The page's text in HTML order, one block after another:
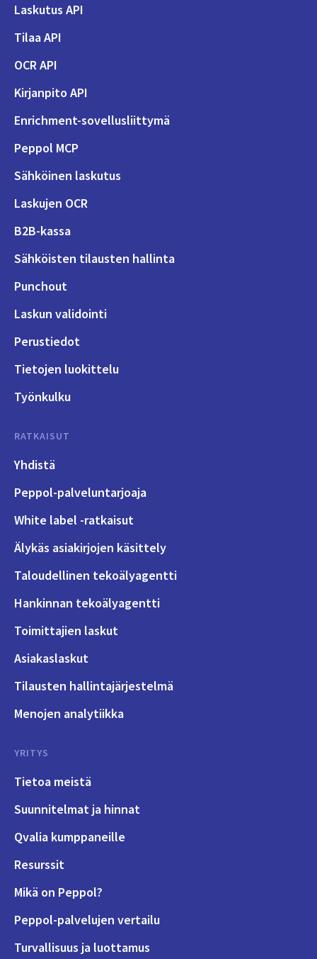
Laskutus API
Tilaa API
OCR API
Kirjanpito API
Enrichment-sovellusliittymä
Peppol MCP
Sähköinen laskutus
Laskujen OCR
B2B-kassa
Sähköisten tilausten hallinta
Punchout
Laskun validointi
Perustiedot
Tietojen luokittelu
Työnkulku
RATKAISUT
Yhdistä
Peppol-palveluntarjoaja
White label -ratkaisut
Älykäs asiakirjojen käsittely
Taloudellinen tekoälyagentti
Hankinnan tekoälyagentti
Toimittajien laskut
Asiakaslaskut
Tilausten hallintajärjestelmä
Menojen analytiikka
YRITYS
Tietoa meistä
Suunnitelmat ja hinnat
Qvalia kumppaneille
Resurssit
Mikä on Peppol?
Peppol-palvelujen vertailu
Turvallisuus ja luottamus